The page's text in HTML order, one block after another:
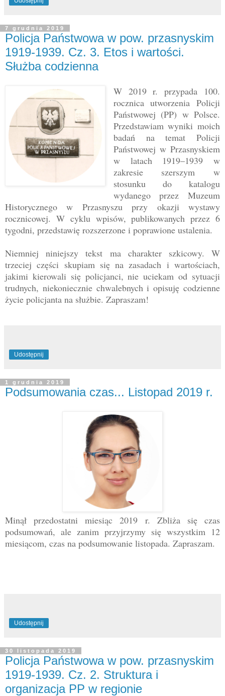
7 grudnia 2019
Policja Państwowa w pow. przasnyskim
1919-1939. Cz. 3. Etos i wartości.
Służba codzienna
W 2019 r. przypada 100.
rocznica utworzenia Policji
Państwowej (PP) w Polsce.
Przedstawiam wyniki moich
badań na temat Policji
Państwowej w Przasnyskiem
w latach 1919–1939 w
zakresie szerszym w
stosunku do katalogu
wydanego przez Muzeum
Historycznego w Przasnyszu przy okazji wystawy
rocznicowej. W cyklu wpisów, publikowanych przez 6
tygodni, przedstawię rozszerzone i poprawione ustalenia.
Niemniej niniejszy tekst ma charakter szkicowy. W
trzeciej części skupiam się na zasadach i wartościach,
jakimi kierowali się policjanci, nie uciekam od sytuacji
trudnych, niekoniecznie chwalebnych i opisuję codzienne
życie policjanta na służbie. Zapraszam!
Udostępnij
1 grudnia 2019
Podsumowania czas... Listopad 2019 r.
Minął przedostatni miesiąc 2019 r. Zbliża się czas
podsumowań, ale zanim przyjrzymy się wszystkim 12
miesiącom, czas na podsumowanie listopada. Zapraszam.
Udostępnij
30 listopada 2019
Policja Państwowa w pow. przasnyskim
1919-1939. Cz. 2. Struktura i
organizacja PP w regionie